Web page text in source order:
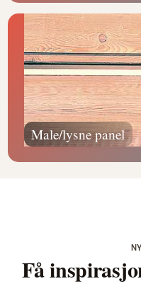
Male/lysne panel
Få